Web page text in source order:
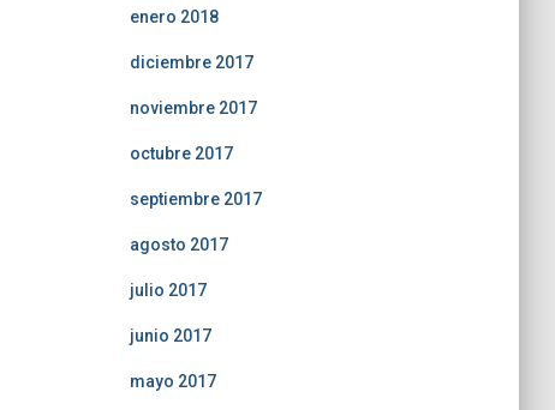
enero 2018
diciembre 2017
noviembre 2017
octubre 2017
septiembre 2017
agosto 2017
julio 2017
junio 2017
mayo 2017